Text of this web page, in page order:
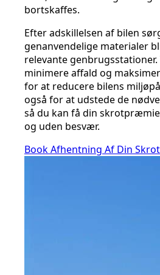
bortskaffes.
Efter adskillelsen af bilen
genanvendelige materialer
relevante
minimere affald og
for at reducere bilens
også for at udstede de
så du kan få din
og uden besvær.
Book Afhentning Af Din